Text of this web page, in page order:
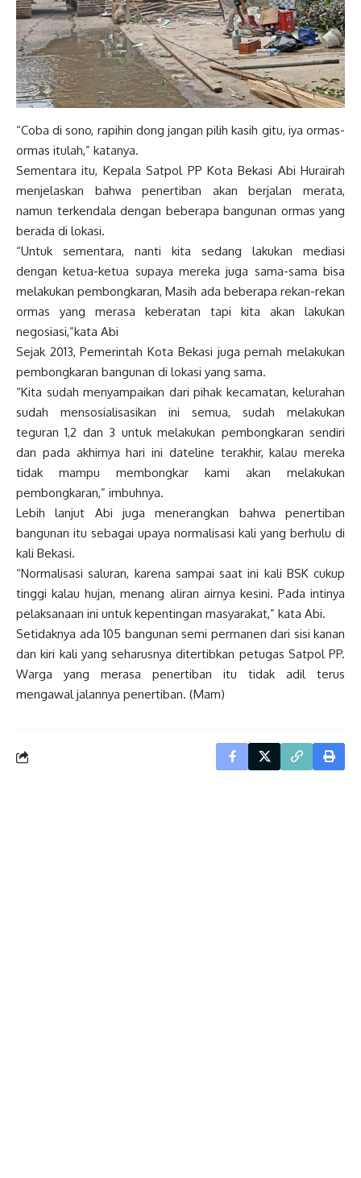
“Coba di sono, rapihin dong jangan pilih kasih gitu, iya ormas-
ormas itulah,” katanya.
Sementara itu, Kepala Satpol PP Kota Bekasi Abi Hurairah
menjelaskan bahwa penertiban akan berjalan merata,
namun terkendala dengan beberapa bangunan ormas yang
berada di lokasi.
“Untuk sementara, nanti kita sedang lakukan mediasi
dengan ketua-ketua supaya mereka juga sama-sama bisa
melakukan pembongkaran, Masih ada beberapa rekan-rekan
ormas yang merasa keberatan tapi kita akan lakukan
negosiasi,”kata Abi
Sejak 2013, Pemerintah Kota Bekasi juga pernah melakukan
pembongkaran bangunan di lokasi yang sama.
“Kita sudah menyampaikan dari pihak kecamatan, kelurahan
sudah mensosialisasikan ini semua, sudah melakukan
teguran 1,2 dan 3 untuk melakukan pembongkaran sendiri
dan pada akhirnya hari ini dateline terakhir, kalau mereka
tidak mampu membongkar kami akan melakukan
pembongkaran,” imbuhnya.
Lebih lanjut Abi juga menerangkan bahwa penertiban
bangunan itu sebagai upaya normalisasi kali yang berhulu di
kali Bekasi.
“Normalisasi saluran, karena sampai saat ini kali BSK cukup
tinggi kalau hujan, menang aliran airnya kesini. Pada intinya
pelaksanaan ini untuk kepentingan masyarakat,” kata Abi.
Setidaknya ada 105 bangunan semi permanen dari sisi kanan
dan kiri kali yang seharusnya ditertibkan petugas Satpol PP.
Warga yang merasa penertiban itu tidak adil terus
mengawal jalannya penertiban. (Mam)